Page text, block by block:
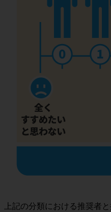
上記の分類における推奨者